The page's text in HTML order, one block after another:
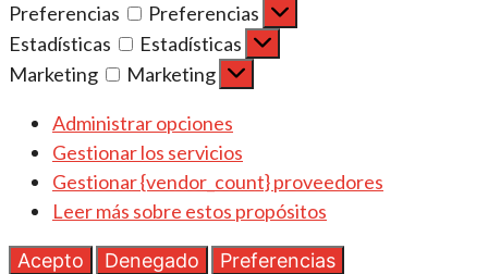
Preferencias
Preferencias
Estadísticas
Estadísticas
Marketing
Marketing
Administrar opciones
Gestionar los servicios
Gestionar {vendor_count} proveedores
Leer más sobre estos propósitos
Acepto Denegado
Preferencias